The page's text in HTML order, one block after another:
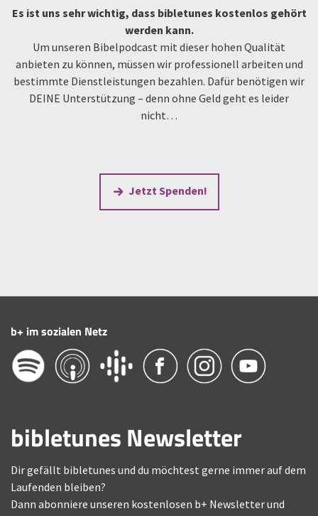
Es ist uns sehr wichtig, dass bibletunes kostenlos gehört
werden kann.
Um unseren Bibelpodcast mit dieser hohen Qualität
anbieten zu können, müssen wir professionell arbeiten und
bestimmte Dienstleistungen bezahlen. Dafür benötigen wir
DEINE Unterstützung – denn ohne Geld geht es leider
nicht…
Jetzt Spenden!
b+ im sozialen Netz
bibletunes Newsletter
Dir gefällt bibletunes und du möchtest gerne immer auf dem
Laufenden bleiben?
Dann abonniere unseren kostenlosen b+ Newsletter und